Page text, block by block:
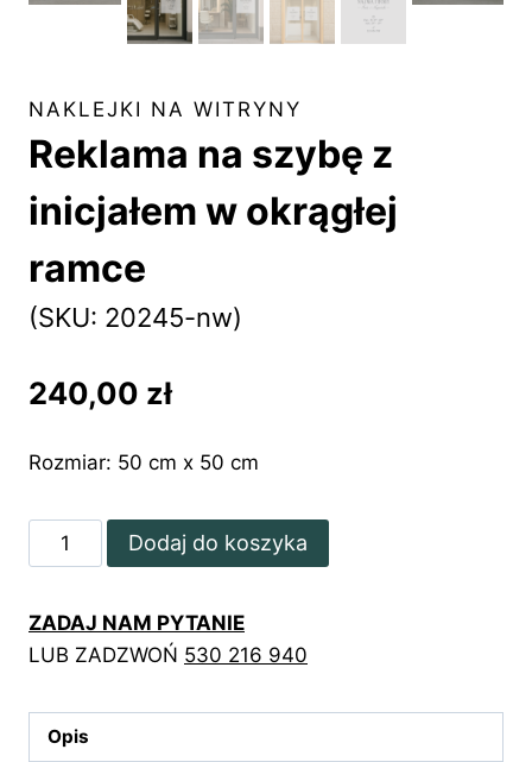
NAKLEJKI NA WITRYNY
Reklama na szybę z
inicjałem w okrągłej
ramce
(SKU: 20245-nw)
240,00 zł
Rozmiar: 50 cm x 50 cm
ilość
Reklama
szybę
z
Dodaj do koszyka
ZADAJ NAM PYTANIE
LUB ZADZWOŃ 530 216 940
Opis